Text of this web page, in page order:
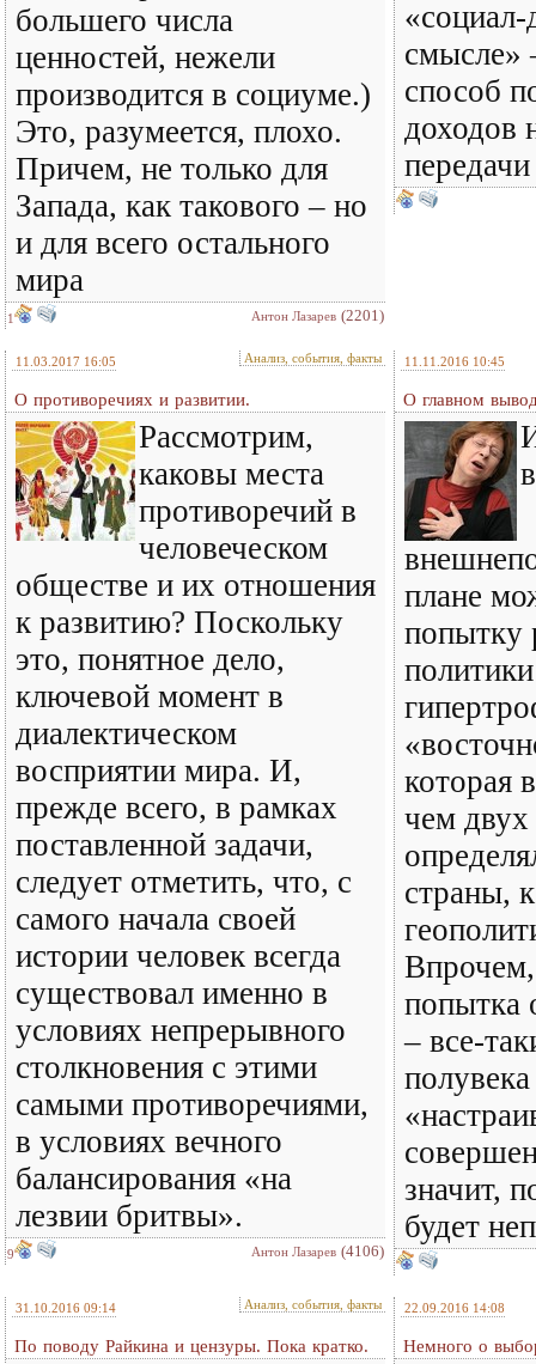
большего числа
ценностей, нежели
производится в социуме.)
Это, разумеется, плохо.
Причем, не только для
Запада, как такового – но
и для всего остального
мира
1 Антон Лазарев (2201)
смысле»
способ
доходов
11.03.2017 16:05 Анализ, события, факты
О противоречиях и развитии.
Рассмотрим,
каковы места
противоречий в
человеческом
обществе и их отношения
к развитию? Поскольку
это, понятное дело,
ключевой момент в
диалектическом
восприятии мира. И,
прежде всего, в рамках
поставленной задачи,
следует отметить, что, с
самого начала своей
истории человек всегда
существовал именно в
условиях непрерывного
столкновения с этими
самыми противоречиями,
в условиях вечного
балансирования «на
лезвии бритвы».
9 Антон Лазарев (4106)
11.11.2016 10:45
О главном
плане
попытку
которая
чем двух
страны,
Впрочем,
попытка
– все-
значит,
будет
31.10.2016 09:14 Анализ, события, факты
По поводу Райкина и цензуры. Пока кратко.
22.09.2016 14:08
Немного о